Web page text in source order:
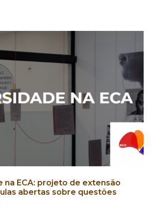
na ECA: projeto de extensão
abertas sobre questões